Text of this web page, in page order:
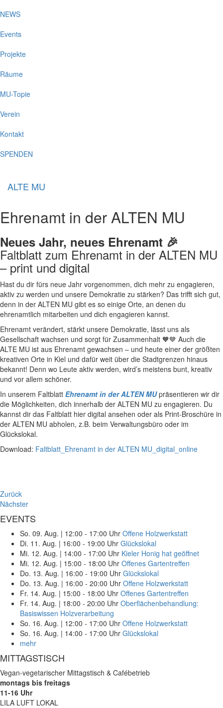
NEWS
Events
Projekte
Räume
MU-Topie
Verein
Kontakt
SPENDEN
ALTE MU
Ehrenamt in der ALTEN MU
Neues Jahr, neues Ehrenamt 🎉
Faltblatt zum Ehrenamt in der ALTEN MU
– print und digital
Hast du dir fürs neue Jahr vorgenommen, dich mehr zu engagieren,
aktiv zu werden und unsere Demokratie zu stärken? Das trifft sich gut,
denn in der ALTEN MU gibt es so einige Orte, an denen du
ehrenamtlich mitarbeiten und dich engagieren kannst.
Ehrenamt verändert, stärkt unsere Demokratie, lässt uns als
Gesellschaft wachsen und sorgt für Zusammenhalt 🧡💙 Auch die
ALTE MU ist aus Ehrenamt gewachsen – und heute einer der größten
kreativen Orte in Kiel und dafür weit über die Stadtgrenzen hinaus
bekannt! Denn wo Leute aktiv werden, wird’s meistens bunt, kreativ
und vor allem schöner.
In unserem Faltblatt Ehrenamt in der ALTEN MUpräsentieren wir dir
die Möglichkeiten, dich innerhalb der ALTEN MU zu engagieren. Du
kannst dir das Faltblatt hier digital ansehen oder als Print-Broschüre in
der ALTEN MU abholen, z.B. beim Verwaltungsbüro oder im
Glückslokal.
Download: Faltblatt_Ehrenamt in der ALTEN MU_digital_online
Zurück
Nächster
EVENTS
So. 09. Aug. | 12:00 - 17:00 Uhr Offene Holzwerkstatt
Di. 11. Aug. | 16:00 - 19:00 Uhr Glückslokal
Mi. 12. Aug. | 14:00 - 17:00 Uhr Kieler Honig hat geöffnet
Mi. 12. Aug. | 15:00 - 18:00 Uhr Offenes Gartentreffen
Do. 13. Aug. | 16:00 - 19:00 Uhr Glückslokal
Do. 13. Aug. | 16:00 - 20:00 Uhr Offene Holzwerkstatt
Fr. 14. Aug. | 15:00 - 18:00 Uhr Offenes Gartentreffen
Fr. 14. Aug. | 18:00 - 20:00 Uhr Oberflächenbehandlung:
Basiswissen Holzverarbeitung
So. 16. Aug. | 12:00 - 17:00 Uhr Offene Holzwerkstatt
So. 16. Aug. | 14:00 - 17:00 Uhr Glückslokal
mehr
MITTAGSTISCH
Vegan-vegetarischer Mittagstisch & Cafébetrieb
montags bis freitags
11-16 Uhr
LILA LUFT LOKAL